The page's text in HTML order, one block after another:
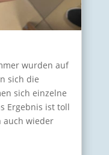
wurden auf
sich die
sich einzelne
Ergebnis ist toll
auch wieder